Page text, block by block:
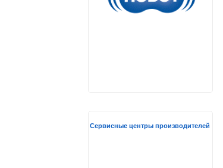
Сервисные центры производителей